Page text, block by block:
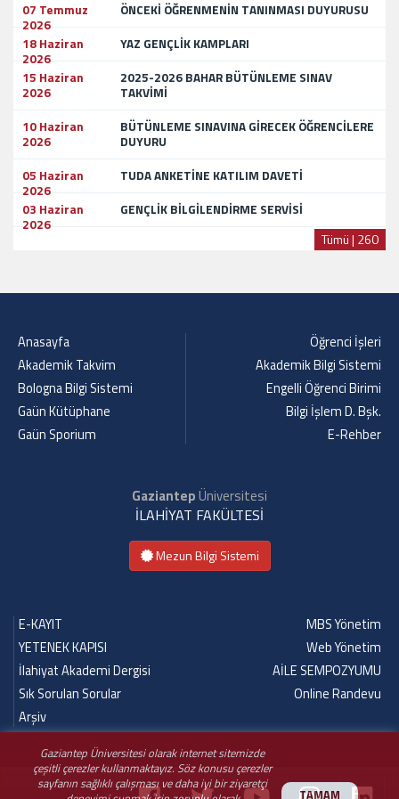
Gaziantep Üniversitesi olarak internet sitemizde
çeşitli çerezler kullanmaktayız. Söz konusu çerezler
sayfanın sağlıklı çalışması ve daha iyi bir ziyaretçi
TAMAM
07 Temmuz
2026
ÖNCEKİ ÖĞRENMENİN TANINMASI DUYURUSU
18 Haziran
2026
YAZ GENÇLİK KAMPLARI
15 Haziran
2026
2025-2026 BAHAR BÜTÜNLEME SINAV
TAKVİMİ
10 Haziran
2026
BÜTÜNLEME SINAVINA GİRECEK ÖĞRENCİLERE
DUYURU
05 Haziran
2026
TUDA ANKETİNE KATILIM DAVETİ
03 Haziran
2026
GENÇLİK BİLGİLENDİRME SERVİSİ
Tümü | 260
Anasayfa
Akademik Takvim
Bologna Bilgi Sistemi
Gaün Kütüphane
Gaün Sporium
Öğrenci İşleri
Akademik Bilgi Sistemi
Engelli Öğrenci Birimi
Bilgi İşlem D. Bşk.
E-Rehber
GaziantepÜniversitesi
İLAHİYAT FAKÜLTESİ
Mezun Bilgi Sistemi
E-KAYIT
YETENEK KAPISI
İlahiyat Akademi Dergisi
Sık Sorulan Sorular
Arşiv
MBS Yönetim
Web Yönetim
AİLE SEMPOZYUMU
Online Randevu